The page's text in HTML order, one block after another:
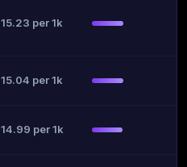
15.23 per 1k
15.04 per 1k
14.99 per 1k